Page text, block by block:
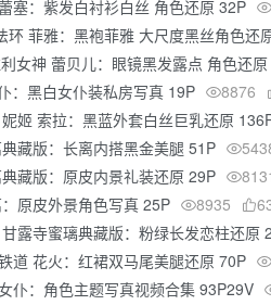
塞：紫发白衬衫白丝 角色还原 32P
环 菲雅：黑袍菲雅 大尺度黑丝角色还
女神 蕾贝儿：眼镜黑发露点 角色还
：黑白女仆装私房写真 19P 8876
姬 索拉：黑蓝外套白丝巨乳还原
藏版：长离内搭黑金美腿 51P
藏版：原皮内景礼装还原 29P
原皮外景角色写真 25P 8935
露寺蜜璃典藏版：粉绿长发恋柱还原
道 花火：红裙双马尾美腿还原 70P
仆：角色主题写真视频合集 93P29V